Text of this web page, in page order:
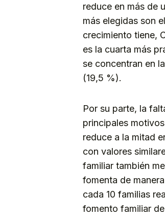
reduce en más de
más elegidas son
crecimiento tiene,
es la cuarta más
se concentran en
(19,5 %).
Por su parte, la
principales
reduce a la mitad
con valores
familiar también
fomenta de
cada 10 familias
fomento familiar